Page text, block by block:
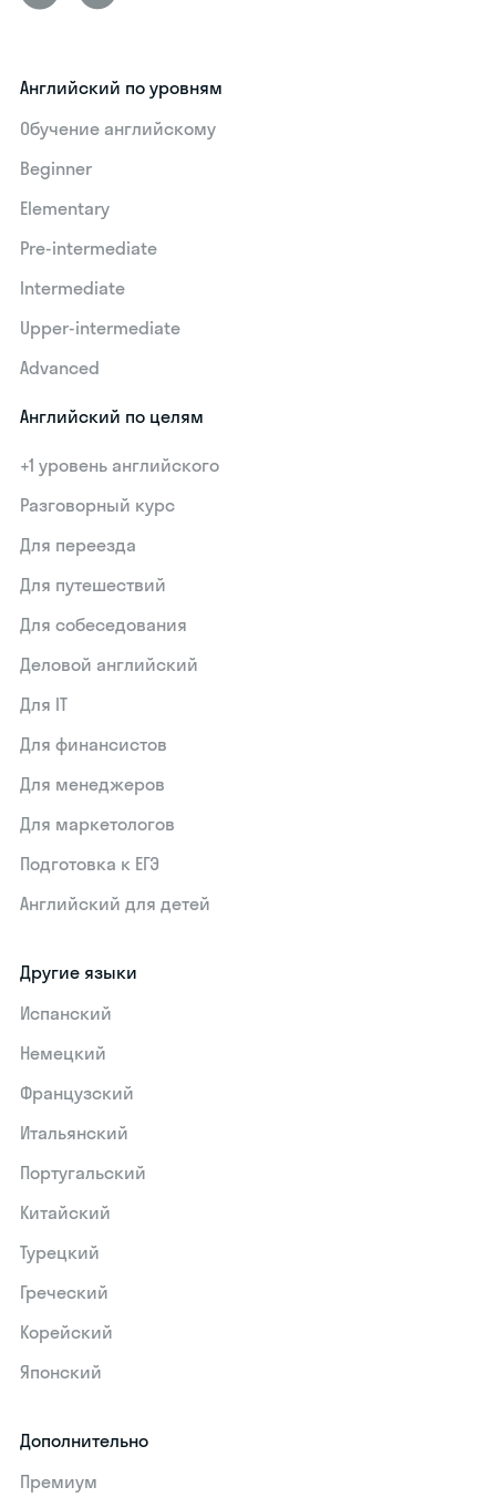
Английский по уровням
Обучение английскому
Beginner
Elementary
Pre-intermediate
Intermediate
Upper-intermediate
Advanced
Английский по целям
+1 уровень английского
Разговорный курс
Для переезда
Для путешествий
Для собеседования
Деловой английский
Для IT
Для финансистов
Для менеджеров
Для маркетологов
Подготовка к ЕГЭ
Английский для детей
Другие языки
Испанский
Немецкий
Французский
Итальянский
Португальский
Китайский
Турецкий
Греческий
Корейский
Японский
Дополнительно
Премиум